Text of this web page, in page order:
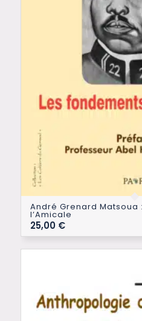
André Grenard Matsoua
l’Amicale
25,00 €